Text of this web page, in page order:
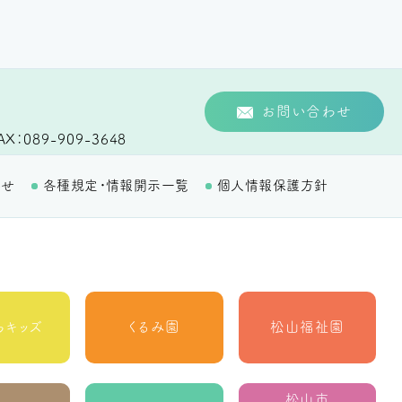
089-909-3648
お問い合わせ
各種規定・情報開示一覧 個人情報保護方針
キッズ くるみ園 松山福祉園